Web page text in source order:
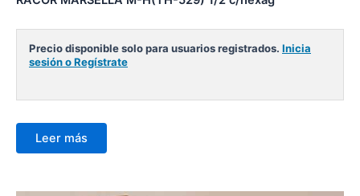
Precio disponible solo para usuarios registrados. Inicia
sesión o Regístrate
Leer más